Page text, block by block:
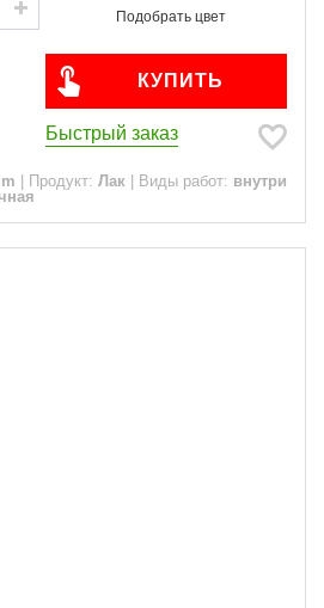
КУПИТЬ
Быстрый заказ
Продукт: Лак Виды работ: внутри